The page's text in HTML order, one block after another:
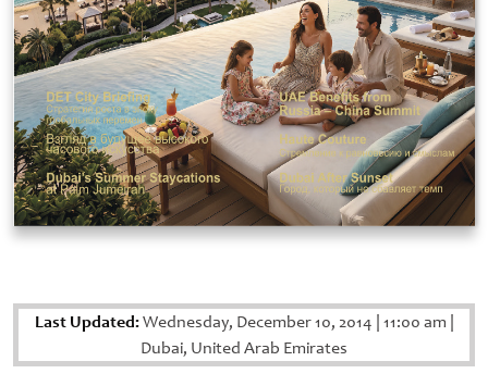
Last Updated:Wednesday, December 10, 2014 11:00 am
Dubai, United Arab Emirates